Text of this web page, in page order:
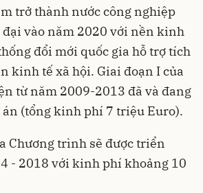
trở thành nước công nghiệp
vào năm 2020 với nền kinh
đổi mới quốc gia hỗ trợ tích
kinh tế xã hội. Giai đoạn I của
từ năm 2009-2013 đã và đang
(tổng kinh phí 7 triệu Euro).
Chương trình sẽ được triển
- 2018 với kinh phí khoảng 10